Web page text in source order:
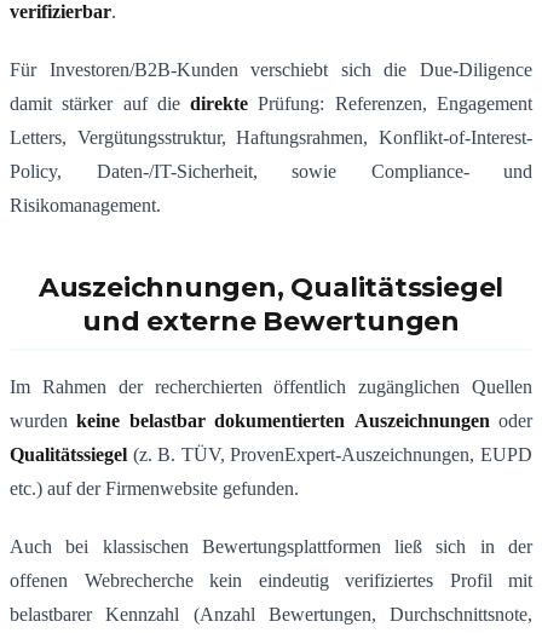
verifizierbar.
Für Investoren/B2B-Kunden verschiebt sich die Due-Diligence
damit stärker auf diedirekte Prüfung: Referenzen, Engagement
Letters, Vergütungsstruktur, Haftungsrahmen, Konflikt-of-Interest-
Policy, Daten-/IT-Sicherheit, sowie Compliance- und
Risikomanagement.
Auszeichnungen, Qualitätssiegel
und externe Bewertungen
Im Rahmen der recherchierten öffentlich zugänglichen Quellen
wurdenkeine belastbar dokumentierten Auszeichnungen oder
Qualitätssiegel (z. B. TÜV, ProvenExpert-Auszeichnungen, EUPD
etc.) auf der Firmenwebsite gefunden.
Auch bei klassischen Bewertungsplattformen ließ sich in der
offenen Webrecherche kein eindeutig verifiziertes Profil mit
belastbarer Kennzahl (Anzahl Bewertungen, Durchschnittsnote,